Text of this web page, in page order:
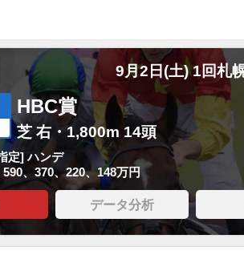
9月2日(土) 1回札
HBC賞
芝 右・1,800m 14頭
定] ハンデ
、370、220、148万円
データ分析